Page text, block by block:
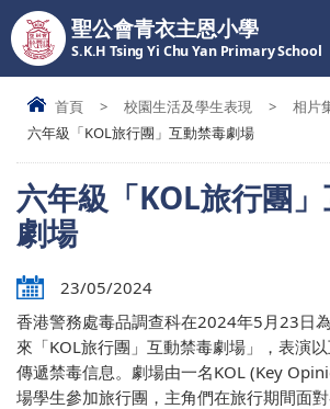
聖公會青衣主恩小學
S.K.H Tsing Yi Chu Yan Primary School
首頁 > 校園生活及學生表現 > 相片
六年級「KOL旅行團」互動禁毒劇場
六年級「KOL旅行團
劇場
23/05/2024
香港警務處毒品調查科在2024年5月23日
來「KOL旅行團」互動禁毒劇場」，表演
傳遞禁毒信息。劇場由一名KOL (Key
場學生參加旅行團，主角們在旅行期間面